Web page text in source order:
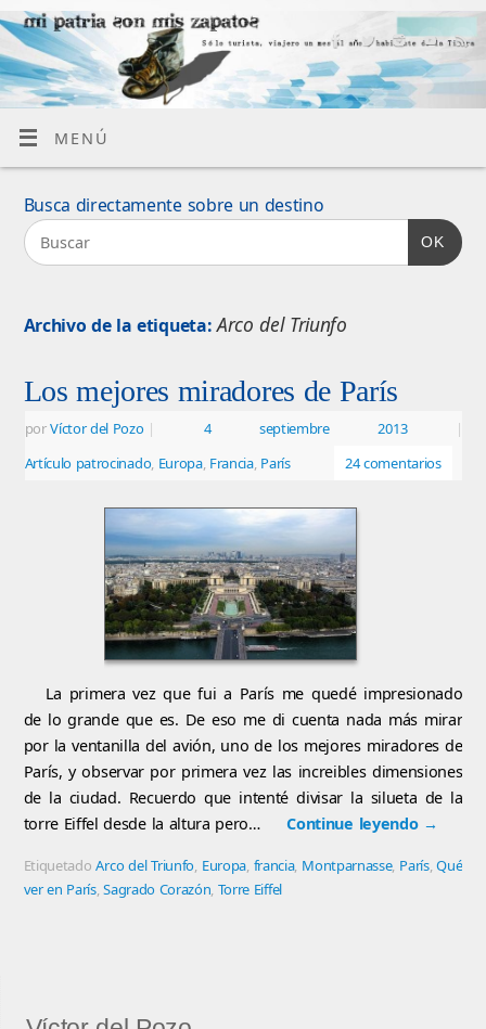
MENÚ
Busca directamente sobre un destino
OK
Archivo de la etiqueta:Arco del Triunfo
Los mejores miradores de París
porVíctor del Pozo | 4 septiembre 2013
|
Artículo patrocinado, Europa, Francia, París 24 comentarios
La primera vez que fui a París me quedé impresionado
de lo grande que es. De eso me di cuenta nada más mirar
por la ventanilla del avión, uno de los mejores miradores de
París, y observar por primera vez las increibles dimensiones
de la ciudad. Recuerdo que intenté divisar la silueta de la
torre Eiffel desde la altura pero…
Continue leyendo →
EtiquetadoArco del Triunfo, Europa, francia, Montparnasse, París,Qué
ver en París,Sagrado Corazón, Torre Eiffel